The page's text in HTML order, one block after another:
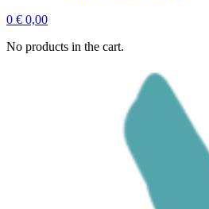
0 € 0,00
No products in the cart.